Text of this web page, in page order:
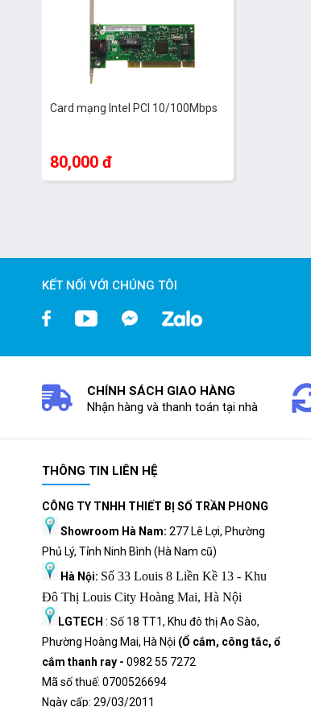
Card mạng Intel PCI 10/100Mbps
80,000 đ
KẾT NỐI VỚI CHÚNG TÔI
CHÍNH SÁCH GIAO HÀNG
Nhận hàng và thanh toán tại nhà
THÔNG TIN LIÊN HỆ
CÔNG TY TNHH THIẾT BỊ SỐ TRẦN PHONG
Showroom Hà Nam: 277 Lê Lợi, Phường
Phủ Lý, Tỉnh Ninh Bình (Hà Nam cũ)
Hà Nội: Số 33 Louis 8 Liền Kề 13 - Khu
Đô Thị Louis City Hoàng Mai, Hà Nội
LGTECH : Số 18 TT1, Khu đô thị Ao Sào,
Phường Hoàng Mai, Hà Nội (Ổ cắm, công tắc, ổ
cắm thanh ray - 0982 55 7272
Mã số thuế: 0700526694
Ngày cấp: 29/03/2011